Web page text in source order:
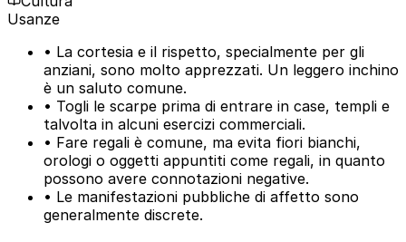
Usanze
• La cortesia e il rispetto, specialmente per gli
anziani, sono molto apprezzati. Un leggero inchino
è un saluto comune.
• Togli le scarpe prima di entrare in case, templi e
talvolta in alcuni esercizi commerciali.
• Fare regali è comune, ma evita fiori bianchi,
orologi o oggetti appuntiti come regali, in quanto
possono avere connotazioni negative.
• Le manifestazioni pubbliche di affetto sono
generalmente discrete.